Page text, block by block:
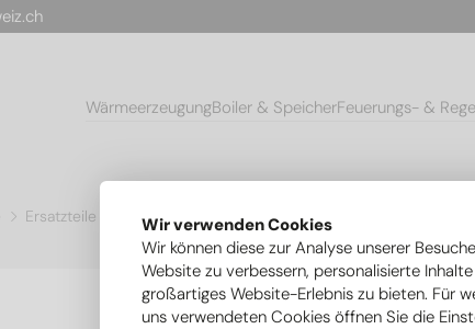
Wir verwenden Cookies
Wir können diese zur Analyse unserer
Website zu verbessern, personalisierte
großartiges Website-Erlebnis zu bieten. Für
uns verwendeten Cookies öffnen Sie die
WärmeerzeugungBoiler & SpeicherFeuerungs- &
Ersatzteile Wärmepumpen Ersatzteile Ovum Wärmepumpen